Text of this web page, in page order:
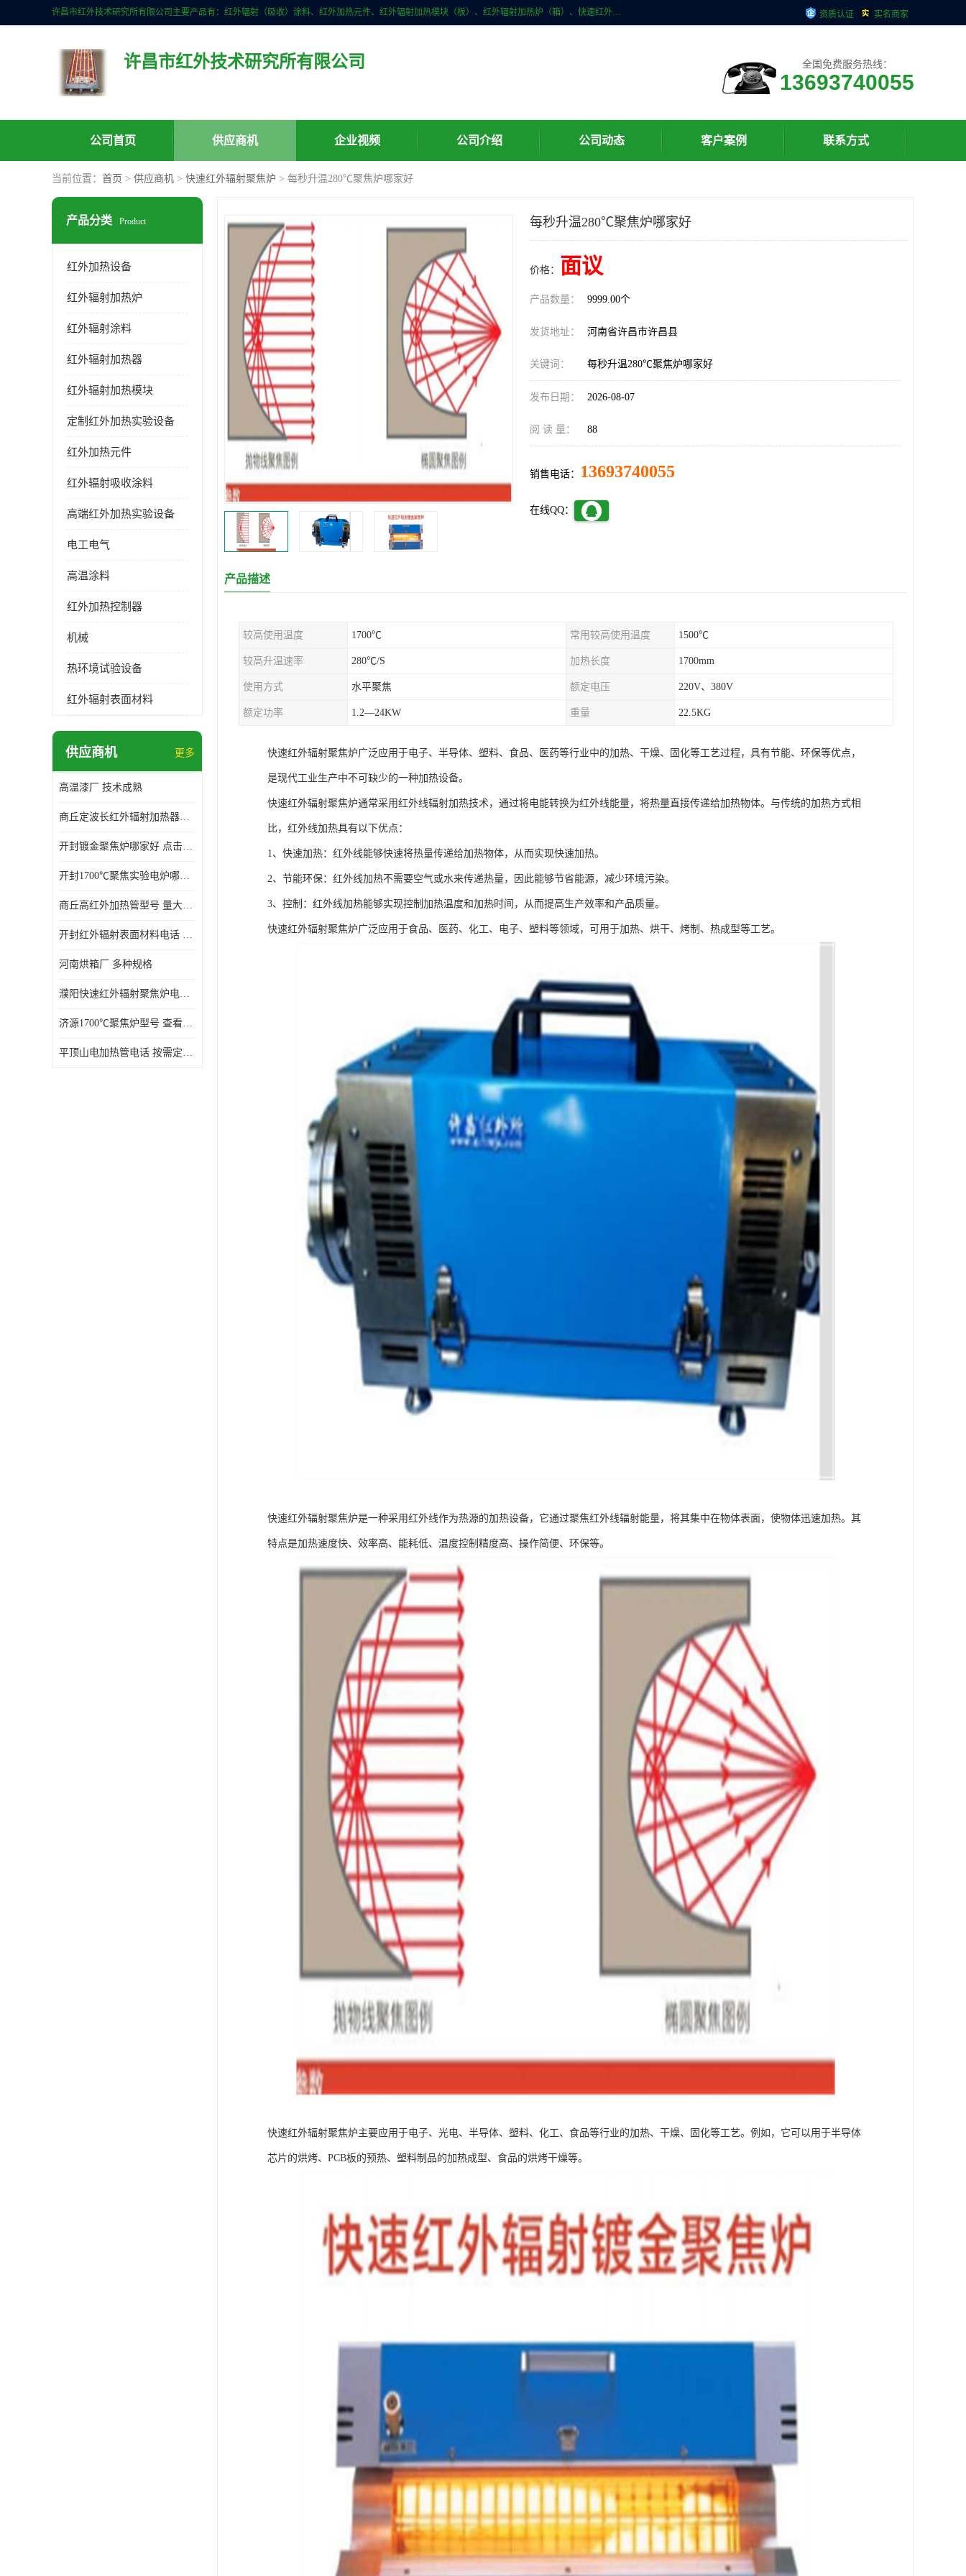
许昌市红外技术研究所有限公司主要产品有：红外辐射（吸收）涂料、红外加热元件、红外辐射加热模块（板）、红外辐射加热炉（箱）、快速红外辐射加热器、系列高端红外加热实验设备、系列红外加热控制器等。 资质认证 实名商家
许昌市红外技术研究所有限公司 全国免费服务热线：
13693740055
公司首页 供应商机 企业视频 公司介绍 公司动态 客户案例 联系方式
当前位置： 首页 > 供应商机 > 快速红外辐射聚焦炉 > 每秒升温280℃聚焦炉哪家好
产品分类 Product
红外加热设备
红外辐射加热炉
红外辐射涂料
红外辐射加热器
红外辐射加热模块
定制红外加热实验设备
红外加热元件
红外辐射吸收涂料
高端红外加热实验设备
电工电气
高温涂料
红外加热控制器
机械
热环境试验设备
红外辐射表面材料
供应商机 更多
高温漆厂 技术成熟
商丘定波长红外辐射加热器厂家 安装简单
开封镀金聚焦炉哪家好 点击了解 标志明显
开封1700℃聚焦实验电炉哪家好 维护 实用性强
商丘高红外加热管型号 量大价优
开封红外辐射表面材料电话 操作方便 操作灵活
河南烘箱厂 多种规格
濮阳快速红外辐射聚焦炉电话 性能稳定
济源1700℃聚焦炉型号 查看详情
平顶山电加热管电话 按需定制 大量现货
每秒升温280℃聚焦炉哪家好
价格： 面议
产品数量： 9999.00个
发货地址： 河南省许昌市许昌县
关键词： 每秒升温280℃聚焦炉哪家好
发布日期： 2026-08-07
阅 读 量： 88
销售电话： 13693740055
在线QQ：
产品描述
较高使用温度 1700℃ 常用较高使用温度 1500℃
较高升温速率 280℃/S 加热长度 1700mm
使用方式 水平聚焦 额定电压 220V、380V
额定功率 1.2—24KW 重量 22.5KG
快速红外辐射聚焦炉广泛应用于电子、半导体、塑料、食品、医药等行业中的加热、干燥、固化等工艺过程，具有节能、环保等优点，
是现代工业生产中不可缺少的一种加热设备。
快速红外辐射聚焦炉通常采用红外线辐射加热技术，通过将电能转换为红外线能量，将热量直接传递给加热物体。与传统的加热方式相
比，红外线加热具有以下优点：
1、快速加热：红外线能够快速将热量传递给加热物体，从而实现快速加热。
2、节能环保：红外线加热不需要空气或水来传递热量，因此能够节省能源，减少环境污染。
3、控制：红外线加热能够实现控制加热温度和加热时间，从而提高生产效率和产品质量。
快速红外辐射聚焦炉广泛应用于食品、医药、化工、电子、塑料等领域，可用于加热、烘干、烤制、热成型等工艺。
快速红外辐射聚焦炉是一种采用红外线作为热源的加热设备，它通过聚焦红外线辐射能量，将其集中在物体表面，使物体迅速加热。其
特点是加热速度快、效率高、能耗低、温度控制精度高、操作简便、环保等。
快速红外辐射聚焦炉主要应用于电子、光电、半导体、塑料、化工、食品等行业的加热、干燥、固化等工艺。例如，它可以用于半导体
芯片的烘烤、PCB板的预热、塑料制品的加热成型、食品的烘烤干燥等。